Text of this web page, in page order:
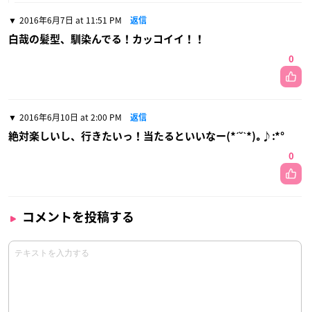
2016年6月7日 at 11:51 PM 返信
白哉の髪型、馴染んでる！カッコイイ！！
0
2016年6月10日 at 2:00 PM 返信
絶対楽しいし、行きたいっ！当たるといいなー(*ˊ˘ˋ*)｡♪:*°
0
コメントを投稿する